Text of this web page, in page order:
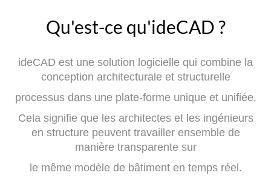
Qu'est-ce qu'ideCAD ?
ideCAD est une solution logicielle qui combine la
conception architecturale et structurelle
processus dans une plate-forme unique et unifiée.
Cela signifie que les architectes et les ingénieurs
en structure peuvent travailler ensemble de
manière transparente sur
le même modèle de bâtiment en temps réel.